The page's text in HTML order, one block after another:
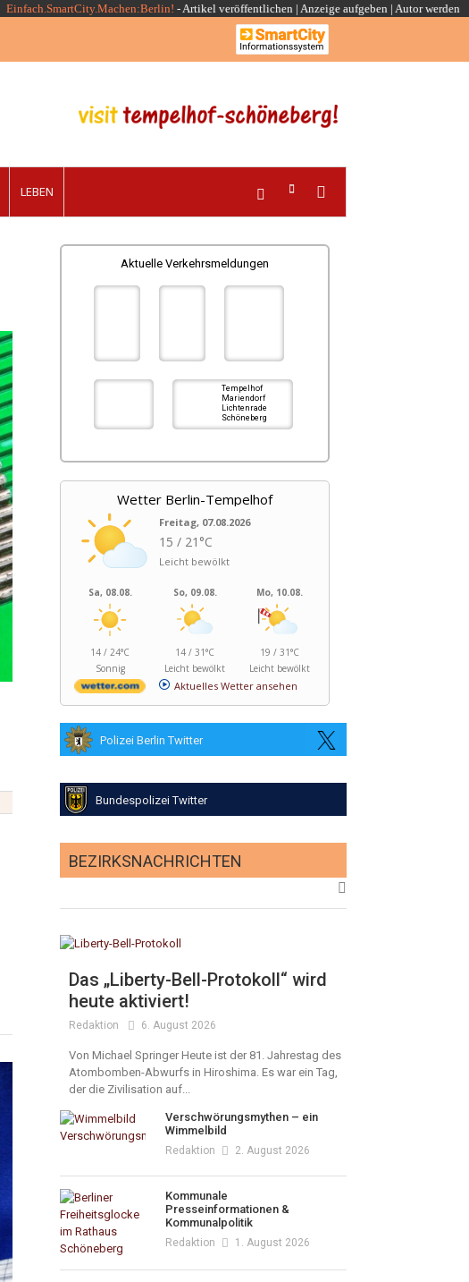
Einfach.SmartCity.Machen:Berlin! -Artikel veröffentlichen | Anzeige aufgeben | Autor werden
LEBEN
Aktuelle Verkehrsmeldungen
Tempelhof
Mariendorf
Lichtenrade
Schöneberg
Wetter Berlin-Tempelhof
Freitag, 07.08.2026
15 / 21°C
Leicht bewölkt
Sa, 08.08.
14 / 24°C
Sonnig
So, 09.08.
14 / 31°C
Leicht bewölkt
Mo, 10.08.
19 / 31°C
Leicht bewölkt
Aktuelles Wetter ansehen
Polizei Berlin Twitter
Bundespolizei Twitter
BEZIRKSNACHRICHTEN
Das „Liberty-Bell-Protokoll“ wird
heute aktiviert!
Redaktion 6. August 2026
Von Michael Springer Heute ist der 81. Jahrestag des
Atombomben-Abwurfs in Hiroshima. Es war ein Tag,
der die Zivilisation auf...
Verschwörungsmythen – ein
Wimmelbild
Redaktion 2. August 2026
Kommunale
Presseinformationen &
Kommunalpolitik
Redaktion 1. August 2026